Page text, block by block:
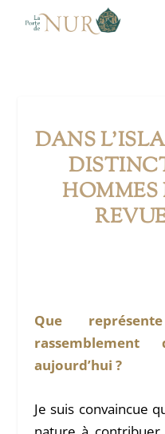
DANS
HOMMES
Que
aujourd’hui ?
Je suis convaincue